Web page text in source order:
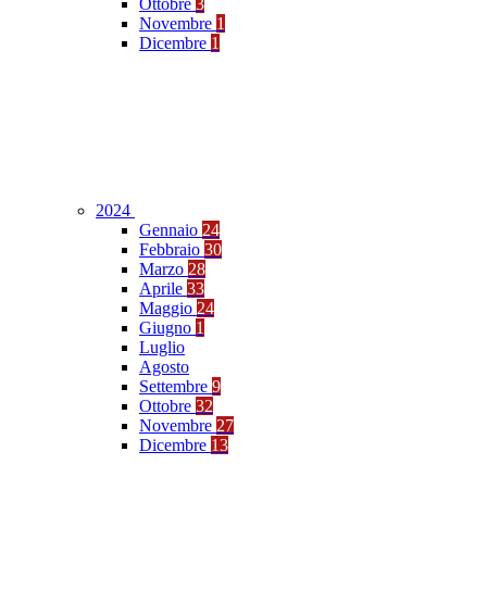
Ottobre 3
Novembre 1
Dicembre 1
2024
Gennaio 24
Febbraio 30
Marzo 28
Aprile 33
Maggio 24
Giugno 1
Luglio
Agosto
Settembre 9
Ottobre 32
Novembre 27
Dicembre 13